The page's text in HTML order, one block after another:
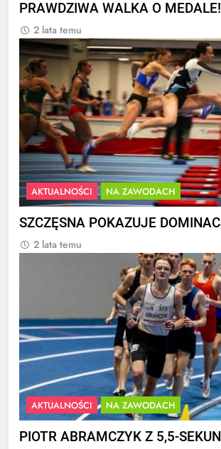
PRAWDZIWA WALKA O MEDALE!
2 lata temu
AKTUALNOŚCI NA ZAWODACH
SZCZĘSNA POKAZUJE
2 lata temu
AKTUALNOŚCI NA ZAWODACH
PIOTR ABRAMCZYK Z 5,5-